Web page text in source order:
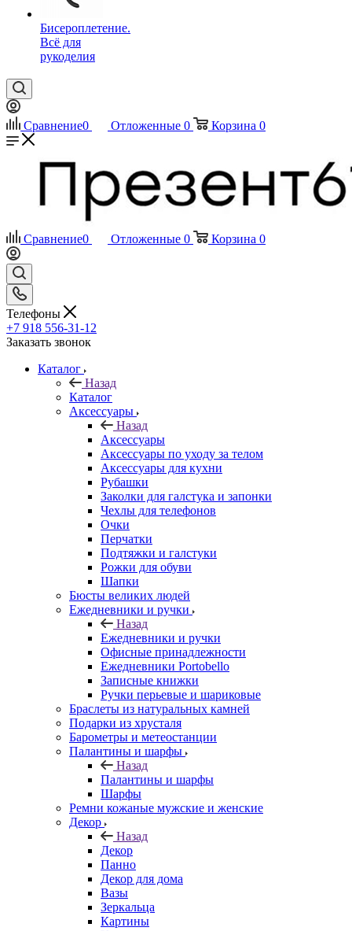
Бисероплетение.
Всё для
рукоделия
Сравнение0 Отложенные 0 Корзина 0
Сравнение0 Отложенные 0 Корзина 0
Телефоны
+7 918 556-31-12
Заказать звонок
Каталог
Назад
Каталог
Аксессуары
Назад
Аксессуары
Аксессуары по уходу за телом
Аксессуары для кухни
Рубашки
Заколки для галстука и запонки
Чехлы для телефонов
Очки
Перчатки
Подтяжки и галстуки
Рожки для обуви
Шапки
Бюсты великих людей
Ежедневники и ручки
Назад
Ежедневники и ручки
Офисные принадлежности
Ежедневники Portobello
Записные книжки
Ручки перьевые и шариковые
Браслеты из натуральных камней
Подарки из хрусталя
Барометры и метеостанции
Палантины и шарфы
Назад
Палантины и шарфы
Шарфы
Ремни кожаные мужские и женские
Декор
Назад
Декор
Панно
Декор для дома
Вазы
Зеркальца
Картины